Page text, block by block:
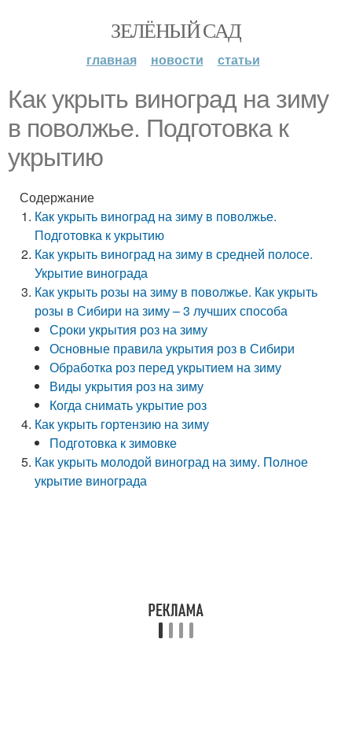
ЗЕЛЁНЫЙ САД
главная новости статьи
Как укрыть виноград на зиму
в поволжье. Подготовка к
укрытию
Содержание
Как укрыть виноград на зиму в поволжье.
Подготовка к укрытию
Как укрыть виноград на зиму в средней полосе.
Укрытие винограда
Как укрыть розы на зиму в поволжье. Как укрыть
розы в Сибири на зиму – 3 лучших способа
Сроки укрытия роз на зиму
Основные правила укрытия роз в Сибири
Обработка роз перед укрытием на зиму
Виды укрытия роз на зиму
Когда снимать укрытие роз
Как укрыть гортензию на зиму
Подготовка к зимовке
Как укрыть молодой виноград на зиму. Полное
укрытие винограда